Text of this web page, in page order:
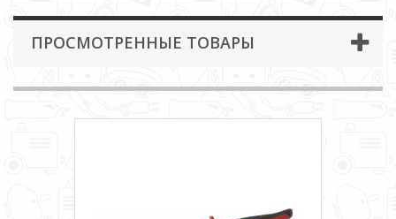
ПРОСМОТРЕННЫЕ ТОВАРЫ